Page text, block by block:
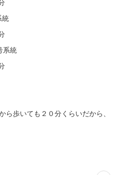
統
系統
歩いても２０分くらいだから、